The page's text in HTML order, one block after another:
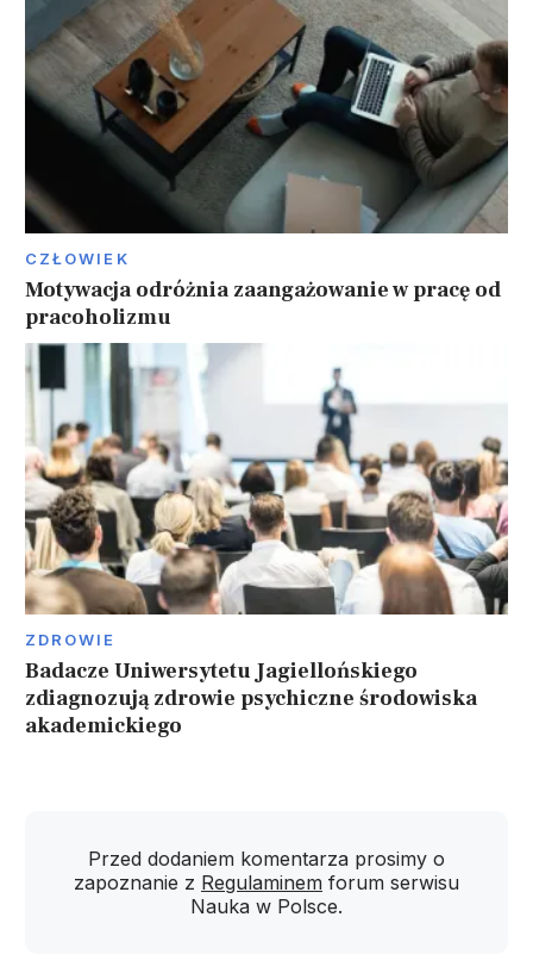
CZŁOWIEK
Motywacja odróżnia zaangażowanie w pracę od
pracoholizmu
ZDROWIE
Badacze Uniwersytetu Jagiellońskiego
zdiagnozują zdrowie psychiczne środowiska
akademickiego
Przed dodaniem komentarza prosimy o
zapoznanie z Regulaminem forum serwisu
Nauka w Polsce.